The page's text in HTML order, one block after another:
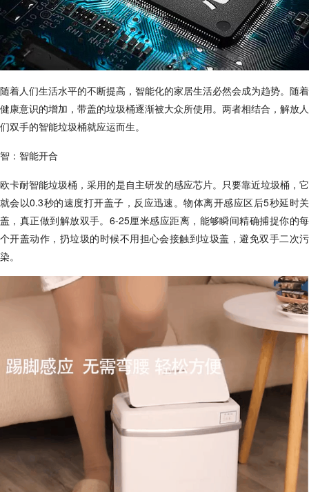
随着人们生活水平的不断提高，智能化的家居生活必然会成为趋势。随着
健康意识的增加，带盖的垃圾桶逐渐被大众所使用。两者相结合，解放人
们双手的智能垃圾桶就应运而生。
智：智能开合
欧卡耐智能垃圾桶，采用的是自主研发的感应芯片。只要靠近垃圾桶，它
就会以0.3秒的速度打开盖子，反应迅速。物体离开感应区后5秒延时关
盖，真正做到解放双手。6-25厘米感应距离，能够瞬间精确捕捉你的每
个开盖动作，扔垃圾的时候不用担心会接触到垃圾盖，避免双手二次污
染。